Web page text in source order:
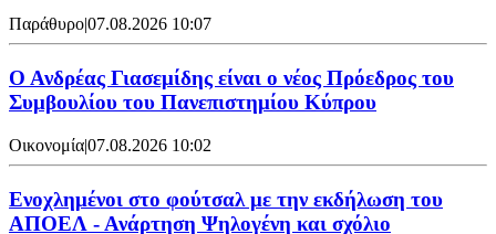
Παράθυρο|07.08.2026 10:07
Ο Ανδρέας Γιασεμίδης είναι ο νέος Πρόεδρος του
Συμβουλίου του Πανεπιστημίου Κύπρου
Οικονομία|07.08.2026 10:02
Ενοχλημένοι στο φούτσαλ με την εκδήλωση του
ΑΠΟΕΛ - Ανάρτηση Ψηλογένη και σχόλιο